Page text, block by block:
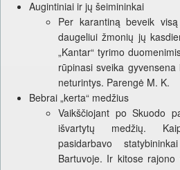
Augintiniai ir jų šeimininkai
Per karantiną beveik
daugeliui žmonių jų
„Kantar“ tyrimo
rūpinasi sveika
neturintys. Parengė M. K.
Bebrai „kerta“ medžius
Vaikščiojant po Skuodo
išvartytų medžių.
pasidarbavo
Bartuvoje. Ir kitose